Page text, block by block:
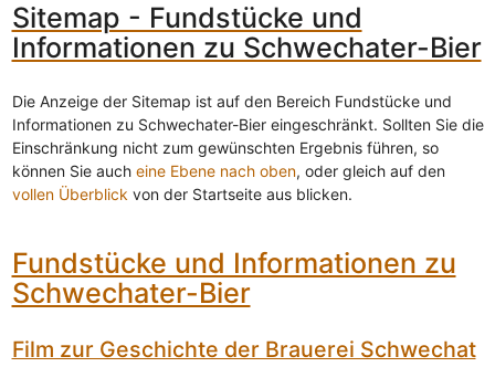
Sitemap - Fundstücke und
Informationen zu Schwechater-Bier
Die Anzeige der Sitemap ist auf den Bereich Fundstücke und
Informationen zu Schwechater-Bier eingeschränkt. Sollten Sie die
Einschränkung nicht zum gewünschten Ergebnis führen, so
können Sie auch eine Ebene nach oben, oder gleich auf den
vollen Überblick von der Startseite aus blicken.
Fundstücke und Informationen zu
Schwechater-Bier
Film zur Geschichte der Brauerei Schwechat